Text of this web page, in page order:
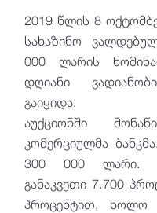
2019 წლის 8
სახაზინო
000 ლარის
დღიანი
გაიყიდა.
აუქციონში
კომერციულმა
300 000 ლარი.
განაკვეთი 7.700
პროცენტით, ხოლო